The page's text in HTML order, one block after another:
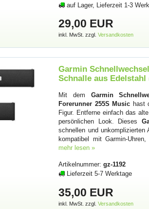
auf Lager, Lieferzeit 1-3
29,00 EUR
inkl. MwSt. zzgl.Versandkosten
Garmin
Schnalle aus Edelstahl
Mit dem Garmin
Forerunner 255S Music hast
Figur. Entferne einfach das
persönlichen Look. Dieses
schnellen und unkomplizierten
kompatibel mit Garmin-
mehr lesen »
Artikelnummer:gz-1192
Lieferzeit 5-7 Werktage
35,00 EUR
inkl. MwSt. zzgl.Versandkosten